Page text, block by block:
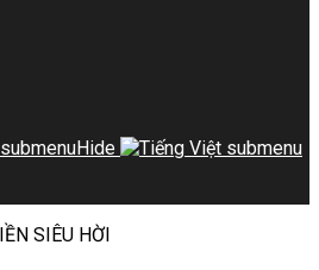
submenuHide submenu